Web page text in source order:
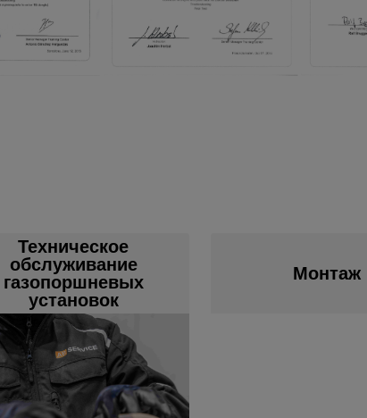
Техническое
обслуживание
газопоршневых
установок
Монтаж